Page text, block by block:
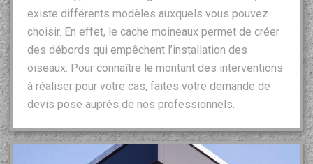
existe différents modèles auxquels vous pouvez
choisir. En effet, le cache moineaux permet de créer
des débords qui empêchent l’installation des
oiseaux. Pour connaître le montant des interventions
à réaliser pour votre cas, faites votre demande de
devis pose auprès de nos professionnels.